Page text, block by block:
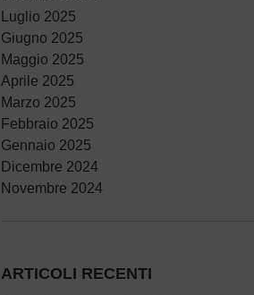
Luglio 2025
Giugno 2025
Maggio 2025
Aprile 2025
Marzo 2025
Febbraio 2025
Gennaio 2025
Dicembre 2024
Novembre 2024
ARTICOLI RECENTI